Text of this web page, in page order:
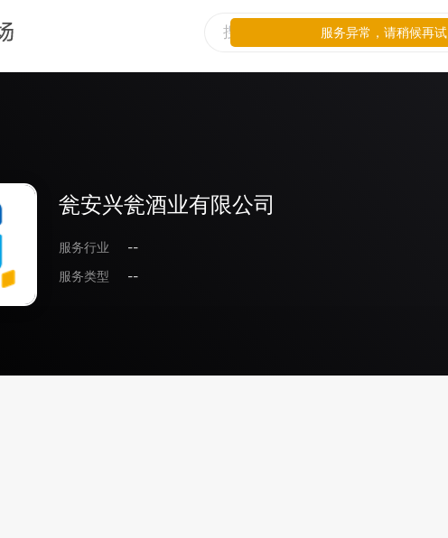
瓮安兴瓮酒业有限公司
服务行业
--
服务类型
--
服务异常，请稍候再试